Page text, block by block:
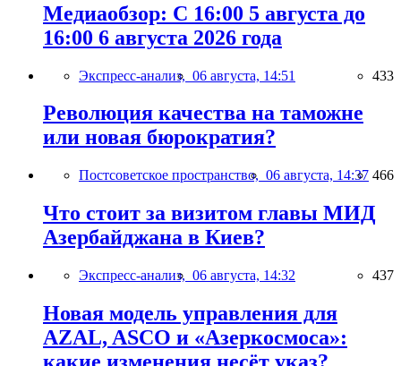
Медиаобзор: С 16:00 5 августа до
16:00 6 августа 2026 года
Экспресс-анализ, 06 августа, 14:51 433
Революция качества на таможне
или новая бюрократия?
Постсоветское пространство, 06 августа, 14:37 466
Что стоит за визитом главы МИД
Азербайджана в Киев?
Экспресс-анализ, 06 августа, 14:32 437
Новая модель управления для
AZAL, ASCO и «Азеркосмоса»: